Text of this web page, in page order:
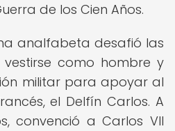
de los Cien Años.
analfabeta desafió las
como hombre y
militar para apoyar al
el Delfín Carlos. A
convenció a Carlos VII